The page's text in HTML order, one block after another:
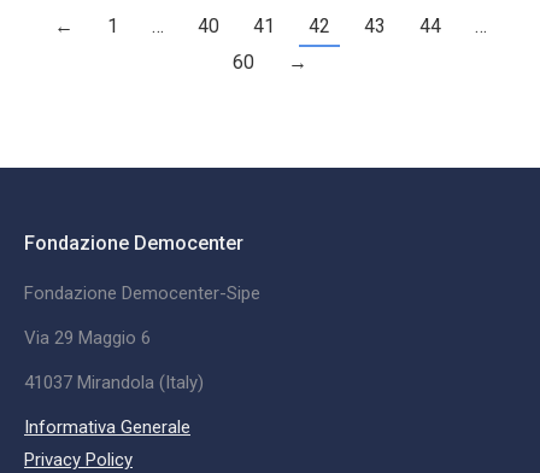
← 1 … 40 41 42 43 44
…
60
→
Fondazione Democenter
Fondazione Democenter-Sipe
Via 29 Maggio 6
41037 Mirandola (Italy)
Informativa Generale
Privacy Policy